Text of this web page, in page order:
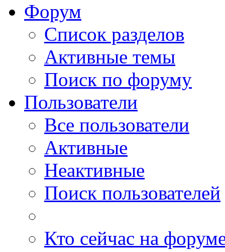
Форум
Список разделов
Активные темы
Поиск по форуму
Пользователи
Все пользователи
Активные
Неактивные
Поиск пользователей
Кто сейчас на